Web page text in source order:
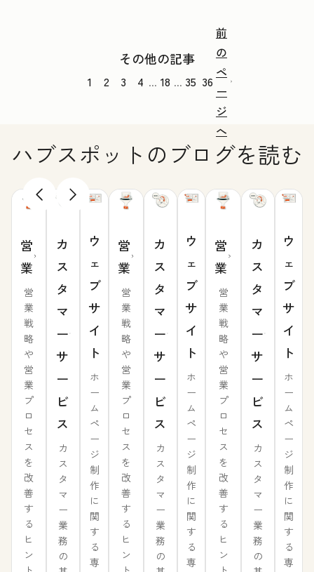
その他の記事
1 2 3 4 ... 18 ... 35 36
前
の
ペ
ー
ジ
へ
ハブスポットのブログを読む
営
業
営
業
戦
略
や
営
業
プ
ロ
セ
ス
を
改
善
す
る
ヒ
ン
カ
ス
タ
マ
ー
サ
ー
ビ
ス
カ
ス
タ
マ
ー
業
務
の
ウ
ェ
ブ
サ
イ
ト
ホ
ー
ム
ペ
ー
ジ
制
作
に
関
す
る
専
営
業
営
業
戦
略
や
営
業
プ
ロ
セ
ス
を
改
善
す
る
ヒ
ン
カ
ス
タ
マ
ー
サ
ー
ビ
ス
カ
ス
タ
マ
ー
業
務
の
ウ
ェ
ブ
サ
イ
ト
ホ
ー
ム
ペ
ー
ジ
制
作
に
関
す
る
専
営
業
営
業
戦
略
や
営
業
プ
ロ
セ
ス
を
改
善
す
る
ヒ
ン
カ
ス
タ
マ
ー
サ
ー
ビ
ス
カ
ス
タ
マ
ー
業
務
の
ウ
ェ
ブ
サ
イ
ト
ホ
ー
ム
ペ
ー
ジ
制
作
に
関
す
る
専